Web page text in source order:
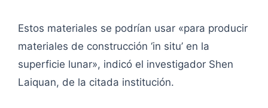
Estos materiales se podrían usar «para producir
materiales de construcción ‘in situ’ en la
superficie lunar», indicó el investigador Shen
Laiquan, de la citada institución.